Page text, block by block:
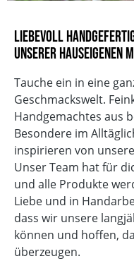
Liebevoll
unserer hauseigenen
Tauche ein in eine
Geschmackswelt.
Handgemachtes aus
Besondere im
inspirieren von
Unser Team hat für
und alle Produkte
Liebe und in
dass wir unsere
können und hoffen,
überzeugen.